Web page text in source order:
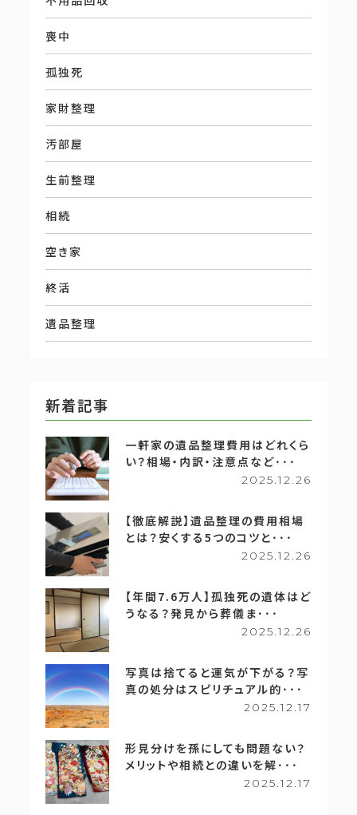
喪中
孤独死
家財整理
汚部屋
生前整理
相続
空き家
終活
遺品整理
新着記事
一軒家の遺品整理費用はどれくら
い？相場・内訳・注意点など･･･
2025.12.26
【徹底解説】遺品整理の費用相場
とは？安くする5つのコツと･･･
2025.12.26
【年間7.6万人】孤独死の遺体はど
うなる？発見から葬儀ま･･･
2025.12.26
写真は捨てると運気が下がる？写
真の処分はスピリチュアル的･･･
2025.12.17
形見分けを孫にしても問題ない？
メリットや相続との違いを解･･･
2025.12.17